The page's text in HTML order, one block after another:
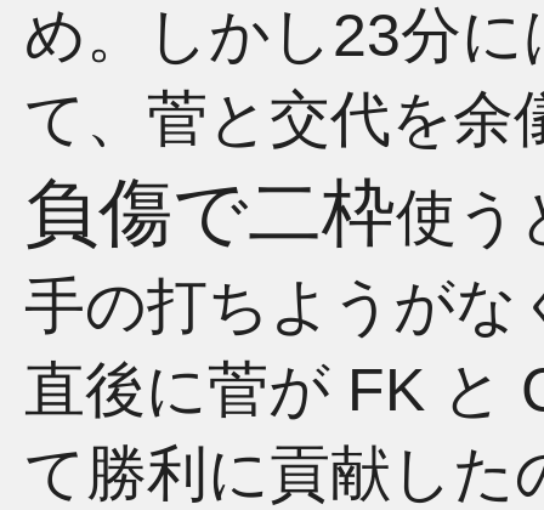
め。しかし23分
て、菅と交代を余
負傷で二枠使う
手の打ちようがな
直後に菅が FK と
て勝利に貢献した